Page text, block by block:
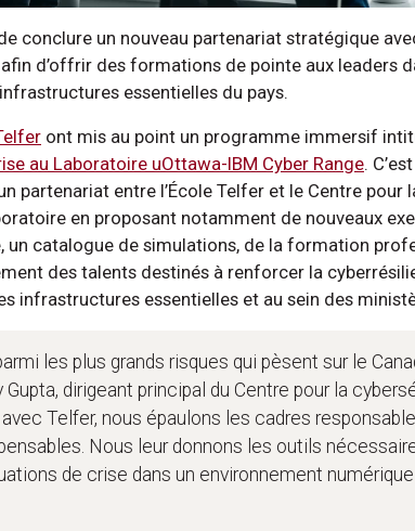
conclure un nouveau partenariat stratégique
afin d’offrir des formations de pointe aux leaders
essentielles du pays.
ont mis au point un programme immersif
au Laboratoire uOttawa-IBM Cyber Range.
partenariat entre l’École Telfer et le Centre pour
en proposant notamment de nouveaux
un catalogue de simulations, de la formation
des talents destinés à renforcer la
infrastructures essentielles et au sein des
les plus grands risques qui pèsent sur le
dirigeant principal du Centre pour la
Telfer, nous épaulons les cadres
Nous leur donnons les outils
de crise dans un environnement